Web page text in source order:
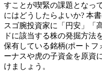
すことが喫緊の課題となっ
にはどうしたらよいか? 本
スゴ腕投資家に「円安」「
ドに該当する株の発掘方法
保有している銘柄(ポートフ
ーナスや虎の子資金を原資
けましょう。